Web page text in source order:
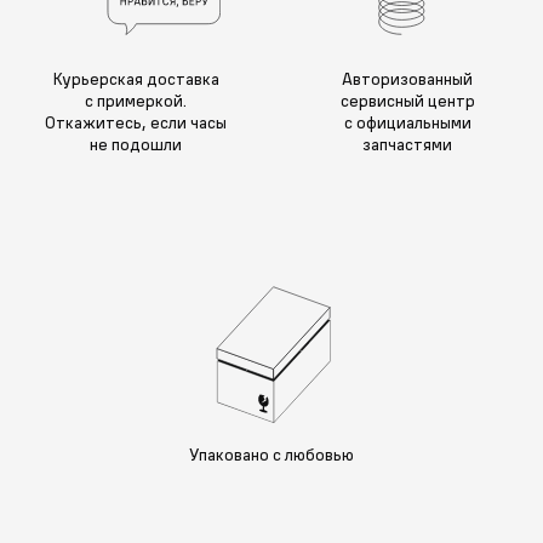
Курьерская доставка
с примеркой.
Откажитесь, если часы
не подошли
Авторизованный
сервисный центр
с официальными
запчастями
Упаковано с любовью